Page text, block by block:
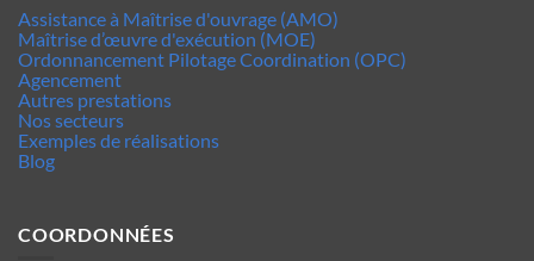
Assistance à Maîtrise d'ouvrage (AMO)
Maîtrise d’œuvre d'exécution (MOE)
Ordonnancement Pilotage Coordination (OPC)
Agencement
Autres prestations
Nos secteurs
Exemples de réalisations
Blog
COORDONNÉES